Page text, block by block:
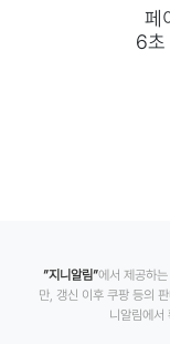
페
6초
”지니알림”에서 제공하
만, 갱신 이후 쿠팡 등의
니알림에서